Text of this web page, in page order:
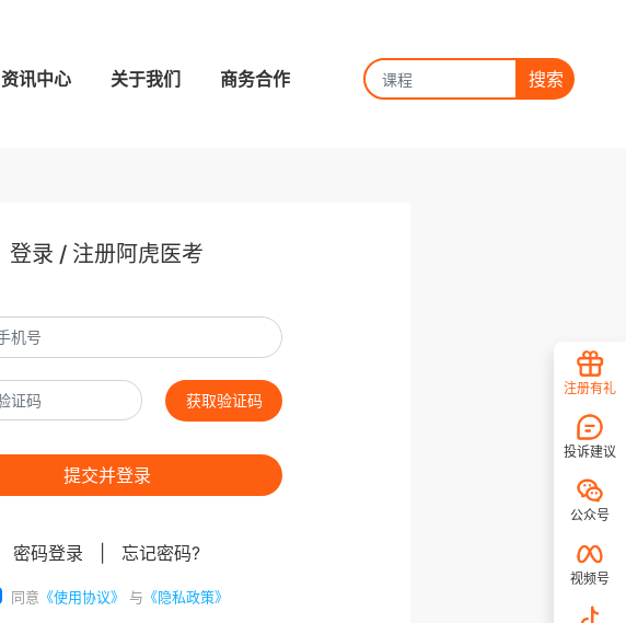
资讯中心 关于我们 商务合作 搜索
登录 / 注册阿虎医考
获取验证码
提交并登录
密码登录 忘记密码?
同意 《使用协议》 与 《隐私政策》
注册有礼
投诉建议
公众号
视频号